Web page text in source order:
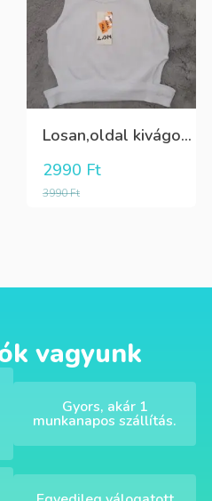
Losan,oldal kivágott,alul passzés rövid lány trikó,póló
3990Ft
2990 Ft
vagyunk
Gyors, akár 1
munkanapos szállítás.